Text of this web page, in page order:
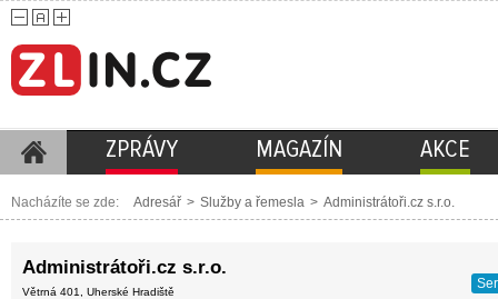
ZPRÁVY MAGAZÍN AKCE
Nacházíte se zde: Adresář > Služby a řemesla > Administrátoři.cz s.r.o.
Administrátoři.cz s.r.o.
Větrná 401, Uherské Hradiště